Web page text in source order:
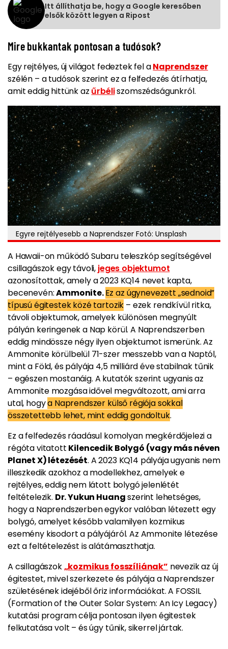
Itt állíthatja be, hogy a Google keresőben
elsők között legyen a Ripost
Mire bukkantak pontosan a tudósok?
Egy rejtélyes, új világot fedeztek fel aNaprendszer
szélén – a tudósok szerint ez a felfedezés átírhatja,
amit eddig hittünk az űrbéliszomszédságunkról.
Egyre rejtélyesebb a Naprendszer Fotó: Unsplash
A Hawaii-on működő Subaru teleszkóp segítségével
csillagászok egy távoli, jeges objektumot
azonosítottak, amely a 2023 KQ14 nevet kapta,
becenevén:Ammonite.Ez az úgynevezett „sednoid”
típusú égitestek közé tartozik – ezek rendkívül ritka,
távoli objektumok, amelyek különösen megnyúlt
pályán keringenek a Nap körül. A Naprendszerben
eddig mindössze négy ilyen objektumot ismerünk. Az
Ammonite körülbelül 71-szer messzebb van a Naptól,
mint a Föld, és pályája 4,5 milliárd éve stabilnak tűnik
– egészen mostanáig. A kutatók szerint ugyanis az
Ammonite mozgása idővel megváltozott, ami arra
utal, hogya Naprendszer külső régiója sokkal
összetettebb lehet, mint eddig gondoltuk.
Ez a felfedezés ráadásul komolyan megkérdőjelezi a
régóta vitatott Kilencedik Bolygó (vagy más néven
Planet X) létezését. A 2023 KQ14 pályája ugyanis nem
illeszkedik azokhoz a modellekhez, amelyek e
rejtélyes, eddig nem látott bolygó jelenlétét
feltételezik. Dr. Yukun Huangszerint lehetséges,
hogy a Naprendszerben egykor valóban létezett egy
bolygó, amelyet később valamilyen kozmikus
esemény kisodort a pályájáról. Az Ammonite létezése
ezt a feltételezést is alátámaszthatja.
A csillagászok„kozmikus fosszíliának” nevezik az új
égitestet, mivel szerkezete és pályája a Naprendszer
születésének idejéből őriz információkat. A FOSSIL
(Formation of the Outer Solar System: An Icy Legacy)
kutatási program célja pontosan ilyen égitestek
felkutatása volt – és úgy tűnik, sikerrel jártak.